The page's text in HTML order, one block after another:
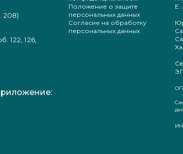
208)
122, 126,
Положение о защите
персональных данных
Согласие на обработку
персональных данных
Е.